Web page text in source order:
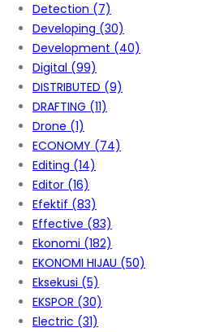
Detection (7)
Developing (30)
Development (40)
Digital (99)
DISTRIBUTED (9)
DRAFTING (11)
Drone (1)
ECONOMY (74)
Editing (14)
Editor (16)
Efektif (83)
Effective (83)
Ekonomi (182)
EKONOMI HIJAU (50)
Eksekusi (5)
EKSPOR (30)
Electric (31)